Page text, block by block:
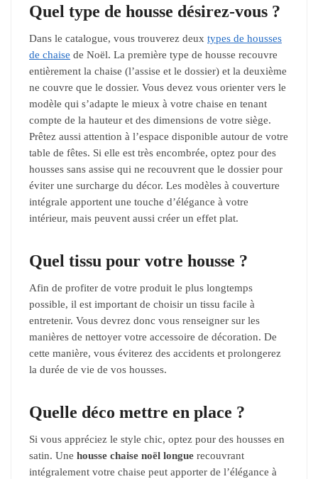
Quel type de housse désirez-vous ?
Dans le catalogue, vous trouverez deux types de housses
de chaise de Noël. La première type de housse recouvre
entièrement la chaise (l’assise et le dossier) et la deuxième
ne couvre que le dossier. Vous devez vous orienter vers le
modèle qui s’adapte le mieux à votre chaise en tenant
compte de la hauteur et des dimensions de votre siège.
Prêtez aussi attention à l’espace disponible autour de votre
table de fêtes. Si elle est très encombrée, optez pour des
housses sans assise qui ne recouvrent que le dossier pour
éviter une surcharge du décor. Les modèles à couverture
intégrale apportent une touche d’élégance à votre
intérieur, mais peuvent aussi créer un effet plat.
Quel tissu pour votre housse ?
Afin de profiter de votre produit le plus longtemps
possible, il est important de choisir un tissu facile à
entretenir. Vous devrez donc vous renseigner sur les
manières de nettoyer votre accessoire de décoration. De
cette manière, vous éviterez des accidents et prolongerez
la durée de vie de vos housses.
Quelle déco mettre en place ?
Si vous appréciez le style chic, optez pour des housses en
satin. Une housse chaise noël longue recouvrant
intégralement votre chaise peut apporter de l’élégance à